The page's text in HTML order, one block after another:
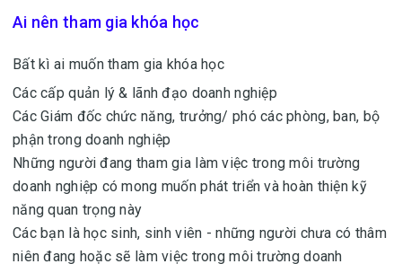
Ai nên tham gia khóa học
Bất kì ai muốn tham gia khóa học
Các cấp quản lý & lãnh đạo doanh nghiệp
Các Giám đốc chức năng, trưởng/ phó các phòng, ban, bộ
phận trong doanh nghiệp
Những người đang tham gia làm việc trong môi trường
doanh nghiệp có mong muốn phát triển và hoàn thiện kỹ
năng quan trọng này
Các bạn là học sinh, sinh viên - những người chưa có thâm
niên đang hoặc sẽ làm việc trong môi trường doanh